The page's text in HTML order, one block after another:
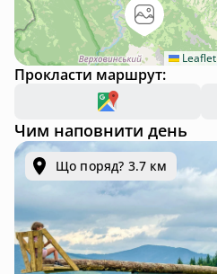
Leaflet
Прокласти маршрут:
Чим наповнити день
Що поряд? 3.7 км